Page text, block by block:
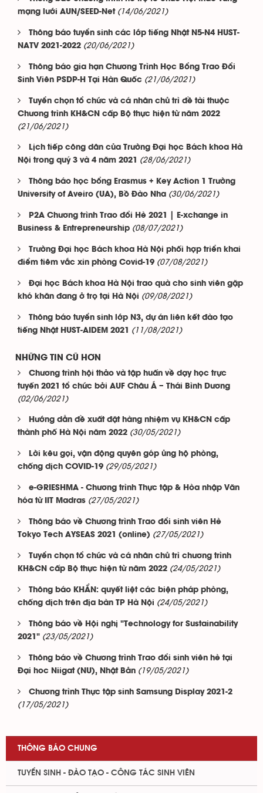
mạng lưới AUN/SEED-Net (14/06/2021)
Thông báo tuyển sinh các lớp tiếng Nhật N5-N4 HUST-
NATV 2021-2022 (20/06/2021)
Thông báo gia hạn Chương Trình Học Bổng Trao Đổi
Sinh Viên PSDP-H Tại Hàn Quốc (21/06/2021)
Tuyển chọn tổ chức và cá nhân chủ trì đề tài thuộc
Chương trình KH&CN cấp Bộ thực hiện từ năm 2022
(21/06/2021)
Lịch tiếp công dân của Trường Đại học Bách khoa Hà
Nội trong quý 3 và 4 năm 2021
(28/06/2021)
Thông báo học bổng Erasmus + Key Action 1 Trường
University of Aveiro (UA), Bồ Đào Nha (30/06/2021)
P2A Chương trình Trao đổi Hè 2021 | E-xchange in
Business & Entrepreneurship (08/07/2021)
Trường Đại học Bách khoa Hà Nội phối hợp triển khai
điểm tiêm vắc xin phòng Covid-19 (07/08/2021)
Đại học Bách khoa Hà Nội trao quà cho sinh viên gặp
khó khăn đang ở trọ tại Hà Nội (09/08/2021)
Thông báo tuyển sinh lớp N3, dự án liên kết đào tạo
tiếng Nhật HUST-AIDEM 2021
(11/08/2021)
NHỮNG TIN CŨ HƠN
Chương trình hội thảo và tập huấn về dạy học trực
tuyến 2021 tổ chức bởi AUF Châu Á – Thái Bình Dương
(02/06/2021)
Hướng dẫn đề xuất đặt hàng nhiệm vụ KH&CN cấp
thành phố Hà Nội năm 2022 (30/05/2021)
Lời kêu gọi, vận động quyên góp ủng hộ phòng,
chống dịch COVID-19 (29/05/2021)
e-GRIESHMA - Chương trình Thực tập & Hòa nhập Văn
hóa từ IIT Madras (27/05/2021)
Thông báo về Chương trình Trao đổi sinh viên Hè
Tokyo Tech AYSEAS 2021 (online) (27/05/2021)
Tuyển chọn tổ chức và cá nhân chủ trì chương trình
KH&CN cấp Bộ thực hiện từ năm 2022 (24/05/2021)
Thông báo KHẨN: quyết liệt các biện pháp phòng,
chống dịch trên địa bàn TP Hà Nội (24/05/2021)
Thông báo về Hội nghị "Technology for Sustainability
2021" (23/05/2021)
Thông báo về Chương trình Trao đổi sinh viên hè tại
Đại hoc Niigat (NU), Nhật Bản (19/05/2021)
Chương trình Thực tập sinh Samsung Display 2021-2
(17/05/2021)
THÔNG BÁO CHUNG
TUYỂN SINH - ĐÀO TẠO - CÔNG TÁC SINH VIÊN